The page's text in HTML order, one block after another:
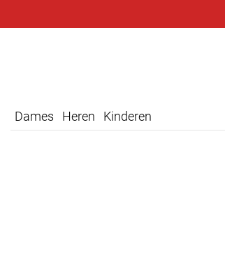
Dames Heren Kinderen